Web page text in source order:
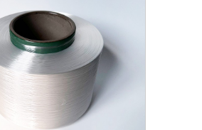
výhodné situaci, a těšíme
dlouhodobým partnerem v Číně.